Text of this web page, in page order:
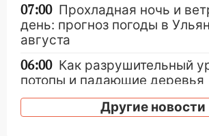
07:00 Прохладная ночь и
день: прогноз погоды в
августа
06:00 Как разрушительный
потопы и падающие деревья
парализовали Ульяновскую
за выходныеДругие новости